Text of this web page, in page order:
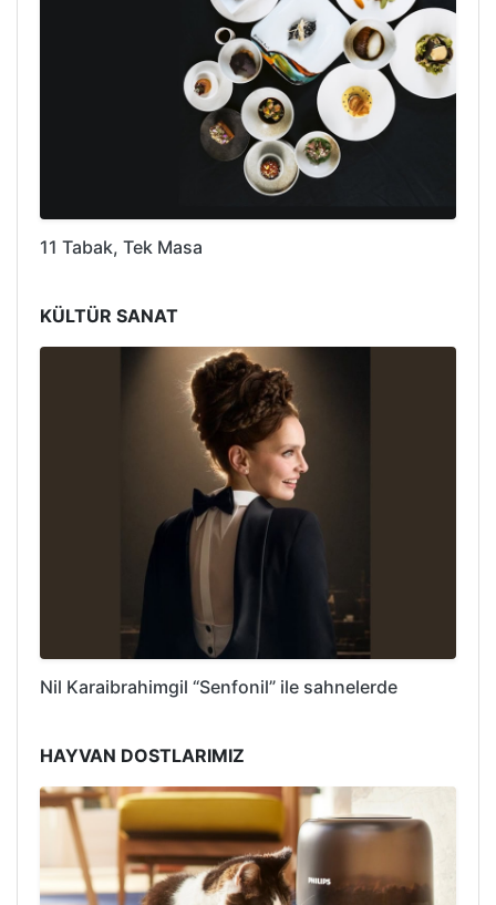
11 Tabak, Tek Masa
KÜLTÜR SANAT
Nil Karaibrahimgil “Senfonil” ile sahnelerde
HAYVAN DOSTLARIMIZ